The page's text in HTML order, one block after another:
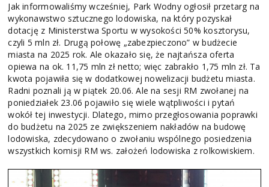
Jak informowaliśmy wcześniej, Park Wodny ogłosił przetarg na
wykonawstwo sztucznego lodowiska, na który pozyskał
dotację z Ministerstwa Sportu w wysokości 50% kosztorysu,
czyli 5 mln zł. Drugą połowę „zabezpieczono” w budżecie
miasta na 2025 rok. Ale okazało się, że najtańsza oferta
opiewa na ok. 11,75 mln zł netto; więc zabrakło 1,75 mln zł. Ta
kwota pojawiła się w dodatkowej nowelizacji budżetu miasta.
Radni poznali ją w piątek 20.06. Ale na sesji RM zwołanej na
poniedziałek 23.06 pojawiło się wiele wątpliwości i pytań
wokół tej inwestycji. Dlatego, mimo przegłosowania poprawki
do budżetu na 2025 ze zwiększeniem nakładów na budowę
lodowiska, zdecydowano o zwołaniu wspólnego posiedzenia
wszystkich komisji RM ws. założeń lodowiska z rolkowiskiem.